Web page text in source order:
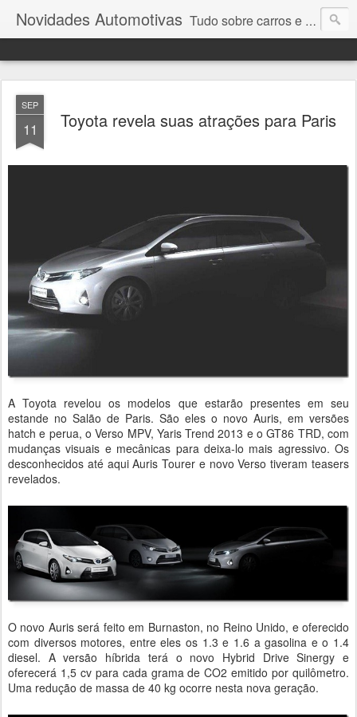
Novidades Automotivas Tudo sobre carros e motores
SEP
11 Toyota revela suas atrações para Paris
A Toyota revelou os modelos que estarão presentes em seu
estande no Salão de Paris. São eles o novo Auris, em versões
hatch e perua, o Verso MPV, Yaris Trend 2013 e o GT86 TRD, com
mudanças visuais e mecânicas para deixa-lo mais agressivo. Os
desconhecidos até aqui Auris Tourer e novo Verso tiveram teasers
revelados.
O novo Auris será feito em Burnaston, no Reino Unido, e oferecido
com diversos motores, entre eles os 1.3 e 1.6 a gasolina e o 1.4
diesel. A versão híbrida terá o novo Hybrid Drive Sinergy e
oferecerá 1,5 cv para cada grama de CO2 emitido por quilômetro.
Uma redução de massa de 40 kg ocorre nesta nova geração.